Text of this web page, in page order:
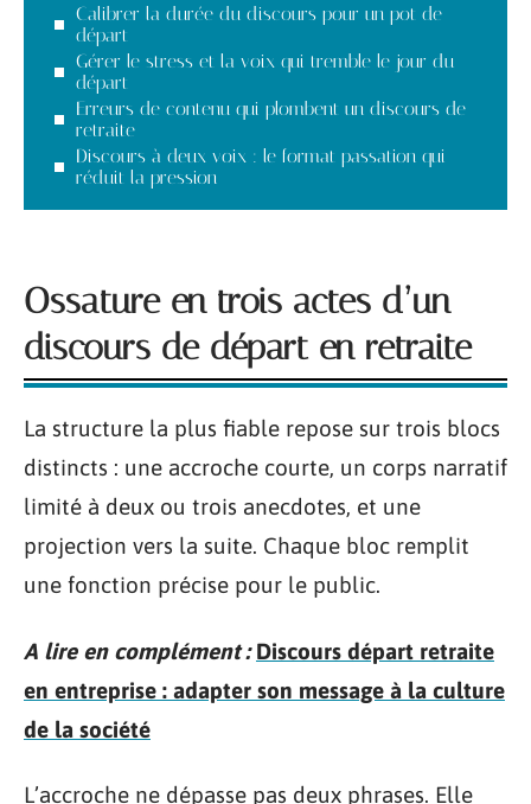
Calibrer la durée du discours pour un pot de
départ
Gérer le stress et la voix qui tremble le jour du
départ
Erreurs de contenu qui plombent un discours de
retraite
Discours à deux voix : le format passation qui
réduit la pression
Ossature en trois actes d’un
discours de départ en retraite
La structure la plus fiable repose sur trois blocs
distincts : une accroche courte, un corps narratif
limité à deux ou trois anecdotes, et une
projection vers la suite. Chaque bloc remplit
une fonction précise pour le public.
A lire en complément : Discours départ retraite
en entreprise : adapter son message à la culture
de la société
L’accroche ne dépasse pas deux phrases. Elle